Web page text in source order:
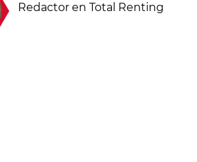
Redactor en Total Renting